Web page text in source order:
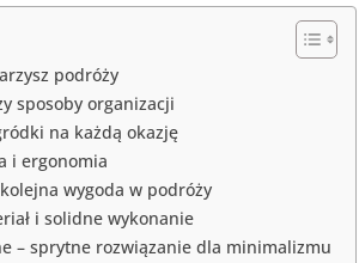
podróży
sposoby organizacji
na każdą okazję
i ergonomia
wygoda w podróży
i solidne wykonanie
– sprytne rozwiązanie dla minimalizmu